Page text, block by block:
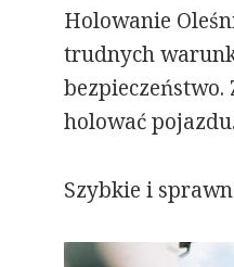
Holowanie
trudnych
holować pojazdu.
Szybkie i